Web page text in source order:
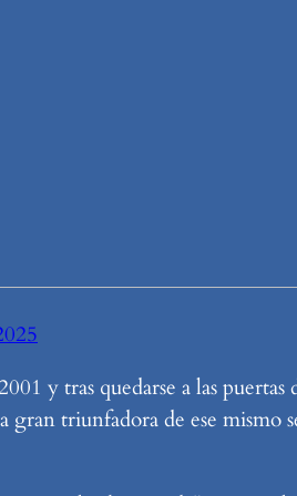
y tras quedarse a las
gran triunfadora de ese